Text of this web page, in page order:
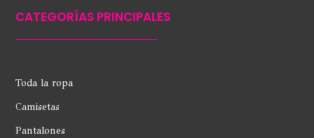
CATEGORÍAS PRINCIPALES
Toda la ropa
Camisetas
Pantalones